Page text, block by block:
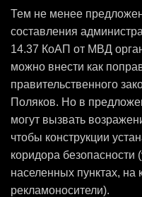
Тем не менее
составления
14.37 КоАП от МВД
можно внести как
правительственного
Поляков. Но в
могут вызвать
чтобы конструкции
коридора безопасности
населенных пунктах, на
рекламоносители).